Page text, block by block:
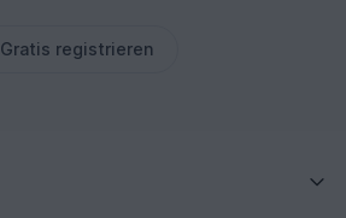
Gratis registrieren